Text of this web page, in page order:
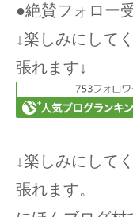
●絶賛フォロー
↓楽しみにして
張れます↓
↓楽しみにして
張れます。